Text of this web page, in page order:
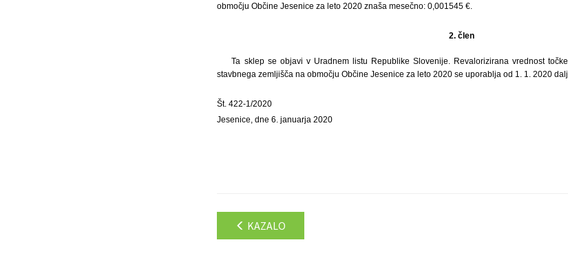
območju Občine Jesenice za leto 2020 znaša mesečno: 0,001545 €.
2. člen
Ta sklep se objavi v Uradnem listu Republike Slovenije. Revalorizirana vrednost
stavbnega zemljišča na območju Občine Jesenice za leto 2020 se uporablja od 1. 1. 2020
Št. 422-1/2020
Jesenice, dne 6. januarja 2020
KAZALO